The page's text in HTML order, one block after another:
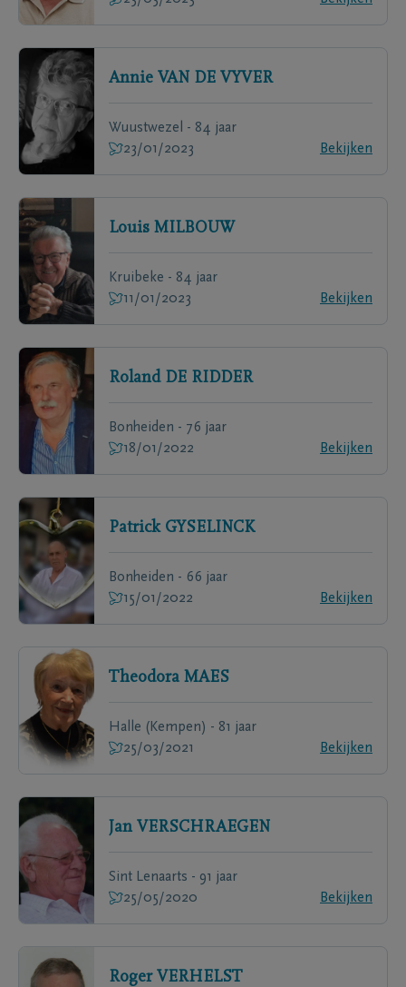
Annie VAN DE VYVER
Wuustwezel - 84 jaar
23/01/2023
Bekijken
Louis MILBOUW
Kruibeke - 84 jaar
11/01/2023
Bekijken
Roland DE RIDDER
Bonheiden - 76 jaar
18/01/2022
Bekijken
Patrick GYSELINCK
Bonheiden - 66 jaar
15/01/2022
Bekijken
Theodora MAES
Halle (Kempen) - 81 jaar
25/03/2021
Bekijken
Jan VERSCHRAEGEN
Sint Lenaarts - 91 jaar
25/05/2020
Bekijken
Roger VERHELST